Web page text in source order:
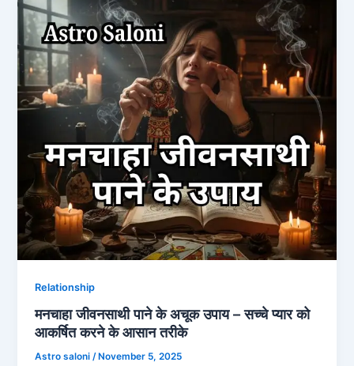
Relationship
मनचाहा जीवनसाथी पाने के अचूक उपाय – सच्चे प्यार को
आकर्षित करने के आसान तरीके
Astro saloni/ November 5, 2025